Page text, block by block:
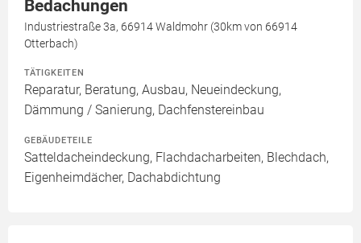
Bedachungen
Industriestraße 3a, 66914 Waldmohr (30km von 66914
Otterbach)
TÄTIGKEITEN
Reparatur, Beratung, Ausbau, Neueindeckung,
Dämmung / Sanierung, Dachfenstereinbau
GEBÄUDETEILE
Satteldacheindeckung, Flachdacharbeiten, Blechdach,
Eigenheimdächer, Dachabdichtung